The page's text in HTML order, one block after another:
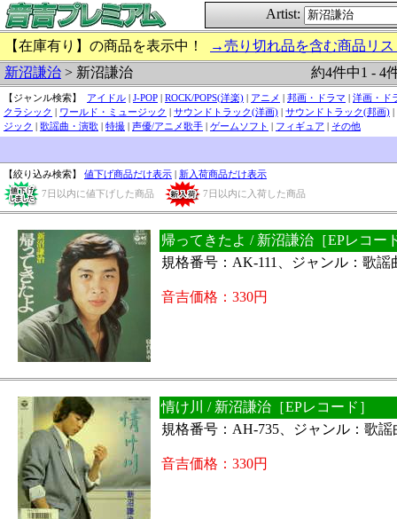
Artist:
【在庫有り】の商品を表示中！
→売り切れ品を含む商品リ
新沼謙治 > 新沼謙治 約4件中1 - 4
【ジャンル検索】 アイドル | J-POP | ROCK/POPS(洋楽) | アニメ | 邦画・ドラマ | 洋画・ド
クラシック | ワールド・ミュージック | サウンドトラック(洋画) | サウンドトラック(邦画) |
ジック | 歌謡曲・演歌 | 特撮 | 声優/アニメ歌手 | ゲームソフト | フィギュア | その他
【絞り込み検索】 値下げ商品だけ表示 | 新入荷商品だけ表示
7日以内に値下げした商品
7日以内に入荷した商品
帰ってきたよ / 新沼謙治［EPレコー
規格番号：AK-111、ジャンル：歌謡
音吉価格：330円
情け川 / 新沼謙治［EPレコード］
規格番号：AH-735、ジャンル：歌謡
音吉価格：330円